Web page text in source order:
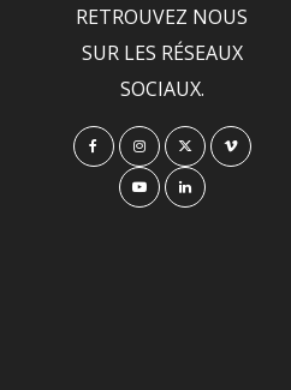
RETROUVEZ NOUS
SUR LES RÉSEAUX
SOCIAUX.